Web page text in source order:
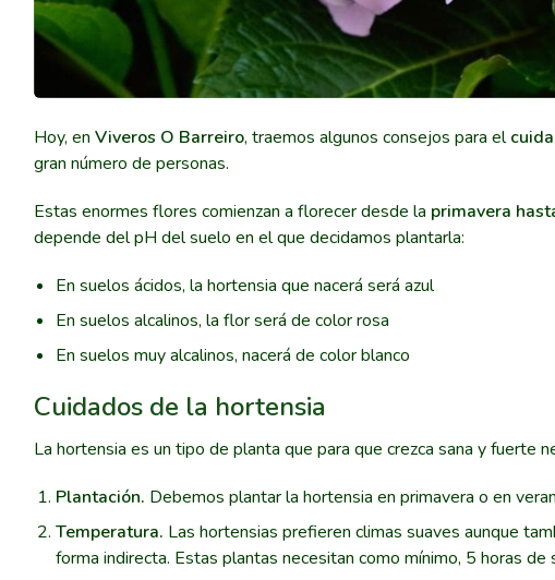
Hoy, enViveros O Barreiro, traemos algunos consejos para el
gran número de personas.
Estas enormes flores comienzan a florecer desde la primavera
depende del pH del suelo en el que decidamos plantarla:
En suelos ácidos, la hortensia que nacerá será azul
En suelos alcalinos, la flor será de color rosa
En suelos muy alcalinos, nacerá de color blanco
Cuidados de la hortensia
La hortensia es un tipo de planta que para que crezca sana y fuerte
Plantación. Debemos plantar la hortensia en primavera o en
Temperatura. Las hortensias prefieren climas suaves aunque
forma indirecta. Estas plantas necesitan como mínimo, 5 horas de